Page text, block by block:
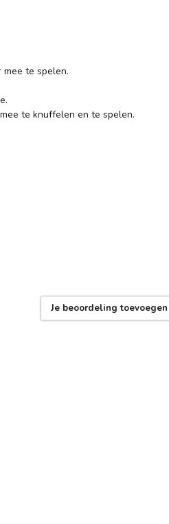
mee te spelen.
te knuffelen en te spelen.
Je beoordeling toevoegen